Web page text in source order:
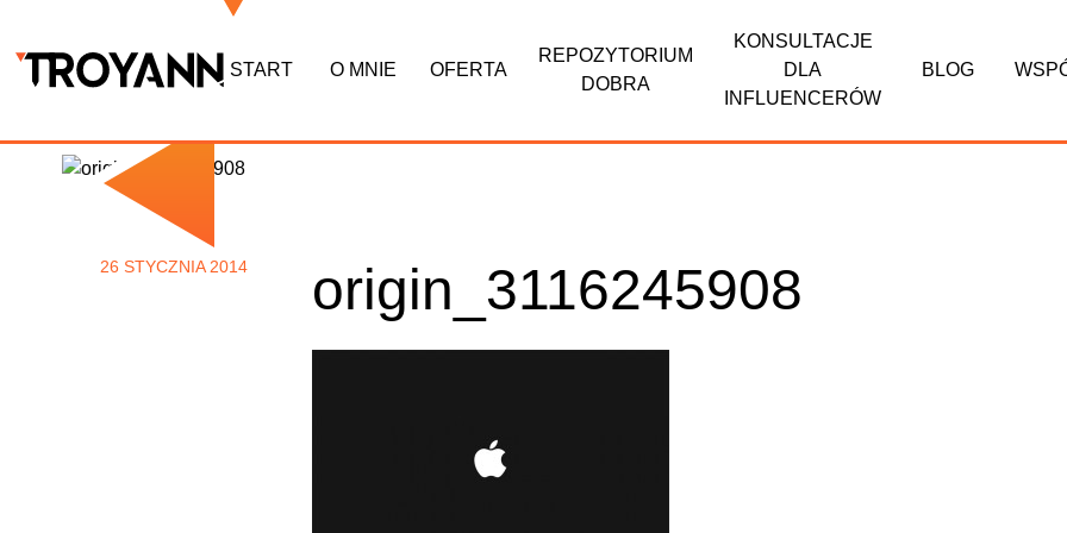
START O MNIE OFERTA
REPOZYTORIUM
DOBRA
KONSULTACJE
DLA
INFLUENCERÓW
BLOG
26 STYCZNIA 2014 origin_3116245908